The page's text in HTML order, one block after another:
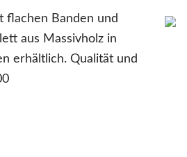
flachen Banden und
aus Massivholz in
erhältlich. Qualität und